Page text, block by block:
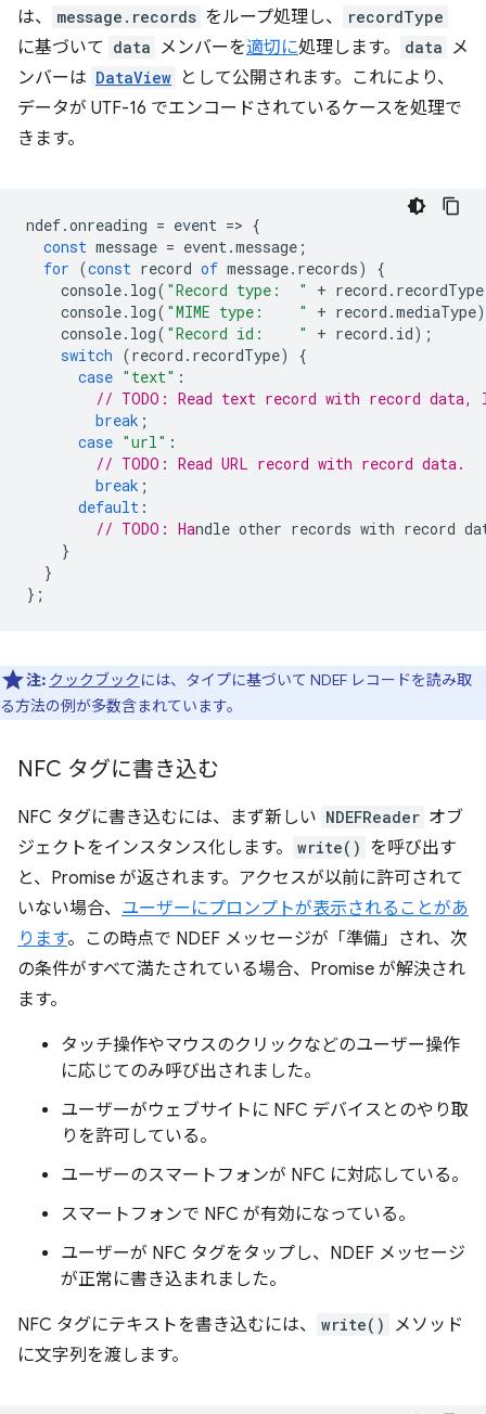
は、
message.records をループ処理し、 recordType
に基づいて data メンバーを適切に処理します。 data メ
ンバーは DataView として公開されます。これにより、
データが UTF-16 でエンコードされているケースを処理で
きます。
ndef.onreading = event => {
const message = event.message ;
for (const record of message. records)
{
console. log( "Record type:  " + record . recordType
console. log( "MIME type:    " + record .mediaType
console. log( "Record id:    " + record . id);
switch (record . recordType)
{
case "text" :
// TODO: Read text record with record data,
break ;
case "url" :
// TODO: Read URL record with record data.
break ;
default :
// TODO: Ha
}
}
};
注: クックブック には、タイプに基づいて NDEF レコードを読み取
る方法の例が多数含まれています。
NFC タグに書き込む
NFC タグに書き込むには、まず新しい NDEFReader オブ
ジェクトをインスタンス化します。
write() を呼び出す
と、Promise が返されます。アクセスが以前に許可されて
いない場合、 ユーザーにプロンプトが表示されることがあ
ります。この時点で NDEF メッセージが「準備」され、次
の条件がすべて満たされている場合、Promise が解決され
ます。
タッチ操作やマウスのクリックなどのユーザー操作
に応じてのみ呼び出されました。
ユーザーがウェブサイトに NFC デバイスとのやり取
りを許可している。
ユーザーのスマートフォンが NFC に対応している。
スマートフォンで NFC が有効になっている。
ユーザーが NFC タグをタップし、NDEF メッセージ
が正常に書き込まれました。
NFC タグにテキストを書き込むには、 write()
メソッド
に文字列を渡します。